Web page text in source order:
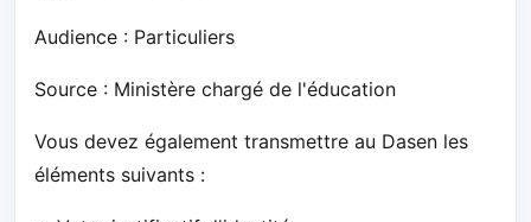
Audience : Particuliers
Source : Ministère chargé de l'éducation
Vous devez également transmettre au Dasen les
éléments suivants :